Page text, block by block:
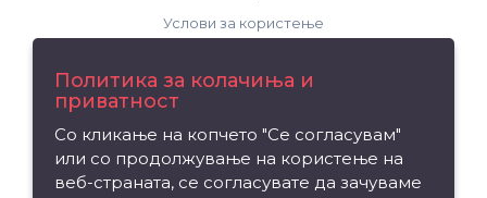
Услови за користење
Рекламација на производ
Мапа на сајтот
Политика за колачиња и
приватност
Со кликање на копчето "Се согласувам"
или со продолжување на користење на
веб-страната, се согласувате да зачуваме